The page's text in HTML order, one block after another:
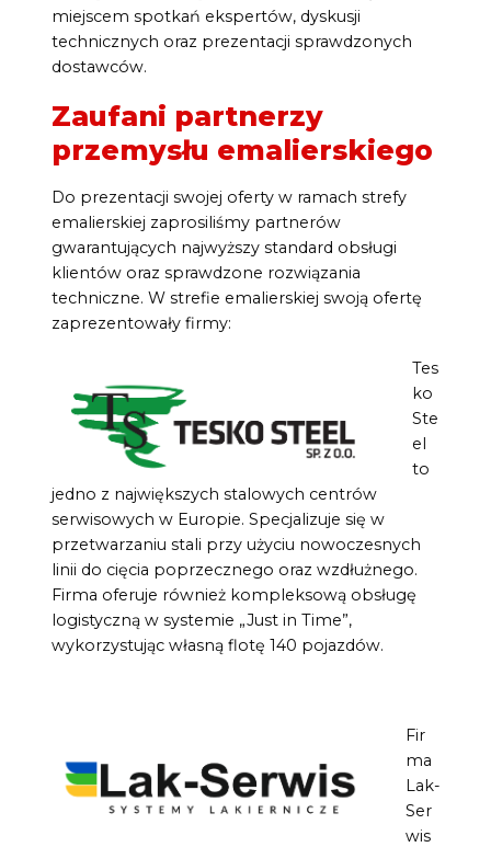
miejscem spotkań ekspertów, dyskusji
technicznych oraz prezentacji sprawdzonych
dostawców.
Zaufani partnerzy
przemysłu emalierskiego
Do prezentacji swojej oferty w ramach strefy
emalierskiej zaprosiliśmy partnerów
gwarantujących najwyższy standard obsługi
klientów oraz sprawdzone rozwiązania
techniczne. W strefie emalierskiej swoją ofertę
zaprezentowały firmy:
Tes
ko
Ste
el
to
jedno z największych stalowych centrów
serwisowych w Europie. Specjalizuje się w
przetwarzaniu stali przy użyciu nowoczesnych
linii do cięcia poprzecznego oraz wzdłużnego.
Firma oferuje również kompleksową obsługę
logistyczną w systemie „Just in Time”,
wykorzystując własną flotę 140 pojazdów.
Fir
ma
Lak-
Ser
wis